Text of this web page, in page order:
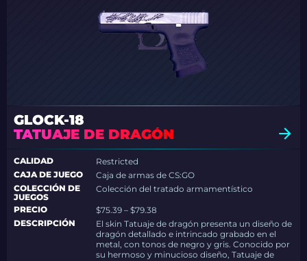
GLOCK-18
TATUAJE DE DRAGÓN
CALIDAD
Restricted
CAJA DE JUEGO
Caja de armas de CS:GO
COLECCIÓN DE
JUEGOS
Colección del tratado armamentístico
PRECIO
$75.39 – $79.38
DESCRIPCIÓN
El skin Tatuaje de dragón presenta un diseño de
dragón detallado e intrincado grabado en el
metal, con tonos de negro y gris. Conocido por
su hermoso y minucioso diseño, Tatuaje de